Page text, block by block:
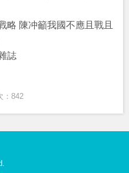
略 陳冲籲我國不應且戰且
誌
：842